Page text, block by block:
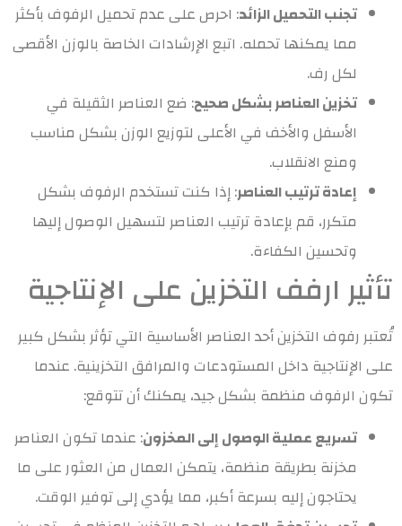
تجنب التحميل الزائد: احرص على عدم تحميل الرفوف بأكثر
مما يمكنها تحمله. اتبع الإرشادات الخاصة بالوزن الأقصى
لكل رف.
تخزين العناصر بشكل صحيح: ضع العناصر الثقيلة في
الأسفل والأخف في الأعلى لتوزيع الوزن بشكل مناسب
ومنع الانقلاب.
إعادة ترتيب العناصر: إذا كنت تستخدم الرفوف بشكل
متكرر، قم بإعادة ترتيب العناصر لتسهيل الوصول إليها
وتحسين الكفاءة.
تأثير ارفف التخزين على الإنتاجية
تُعتبر رفوف التخزين أحد العناصر الأساسية التي تؤثر بشكل كبير
على الإنتاجية داخل المستودعات والمرافق التخزينية. عندما
تكون الرفوف منظمة بشكل جيد، يمكنك أن تتوقع:
تسريع عملية الوصول إلى المخزون: عندما تكون العناصر
مخزنة بطريقة منظمة، يتمكن العمال من العثور على ما
يحتاجون إليه بسرعة أكبر، مما يؤدي إلى توفير الوقت.